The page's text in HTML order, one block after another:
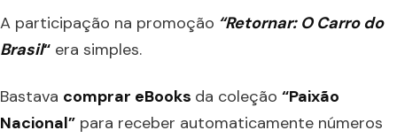
A participação na promoção “Retornar: O Carro do
Brasil“ era simples.
Bastava comprar eBooks da coleção “Paixão
Nacional” para receber automaticamente números